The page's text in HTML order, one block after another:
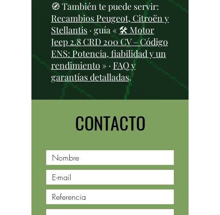
🧭 También te puede servir:
Recambios Peugeot, Citroën y
Stellantis · guía « 🛠️ Motor
Jeep 2.8 CRD 200 CV – Código
ENS: Potencia, fiabilidad y un
rendimiento » · FAQ y
garantías detalladas.
CONTACTO